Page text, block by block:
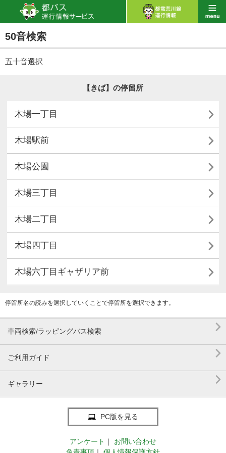
50音検索
五十音選択
【きば】の停留所
木場一丁目 
木場駅前 
木場公園 
木場三丁目 
木場二丁目 
木場四丁目 
木場六丁目ギャザリア前 
停留所名の読みを選択していくことで停留所を選択できます。
車両検索/ラッピングバス検索 
ご利用ガイド 
ギャラリー 
PC版を見る
アンケート ｜
お問い合わせ